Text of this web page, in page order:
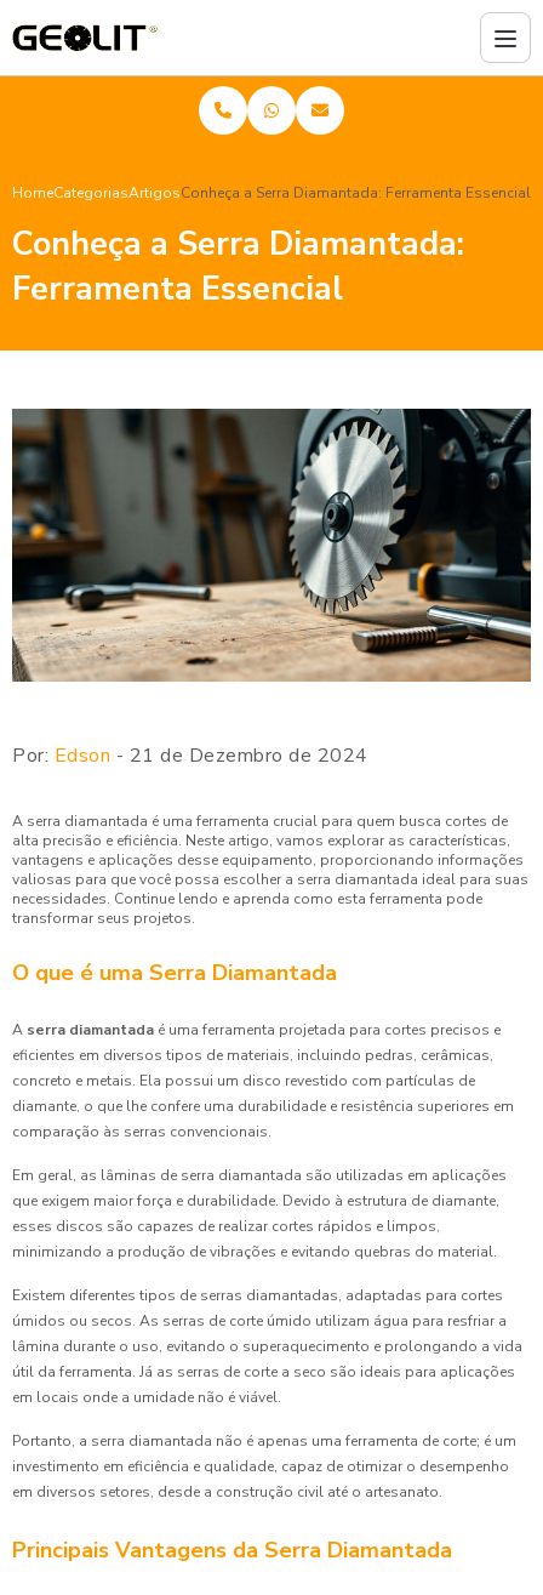
HomeCategoriasArtigosConheça a Serra Diamantada: Ferramenta Essencial
Conheça a Serra Diamantada:
Ferramenta Essencial
Por: Edson - 21 de Dezembro de 2024
A serra diamantada é uma ferramenta crucial para quem busca cortes de
alta precisão e eficiência. Neste artigo, vamos explorar as características,
vantagens e aplicações desse equipamento, proporcionando informações
valiosas para que você possa escolher a serra diamantada ideal para suas
necessidades. Continue lendo e aprenda como esta ferramenta pode
transformar seus projetos.
O que é uma Serra Diamantada
A serra diamantada é uma ferramenta projetada para cortes precisos e
eficientes em diversos tipos de materiais, incluindo pedras, cerâmicas,
concreto e metais. Ela possui um disco revestido com partículas de
diamante, o que lhe confere uma durabilidade e resistência superiores em
comparação às serras convencionais.
Em geral, as lâminas de serra diamantada são utilizadas em aplicações
que exigem maior força e durabilidade. Devido à estrutura de diamante,
esses discos são capazes de realizar cortes rápidos e limpos,
minimizando a produção de vibrações e evitando quebras do material.
Existem diferentes tipos de serras diamantadas, adaptadas para cortes
úmidos ou secos. As serras de corte úmido utilizam água para resfriar a
lâmina durante o uso, evitando o superaquecimento e prolongando a vida
útil da ferramenta. Já as serras de corte a seco são ideais para aplicações
em locais onde a umidade não é viável.
Portanto, a serra diamantada não é apenas uma ferramenta de corte; é um
investimento em eficiência e qualidade, capaz de otimizar o desempenho
em diversos setores, desde a construção civil até o artesanato.
Principais Vantagens da Serra Diamantada